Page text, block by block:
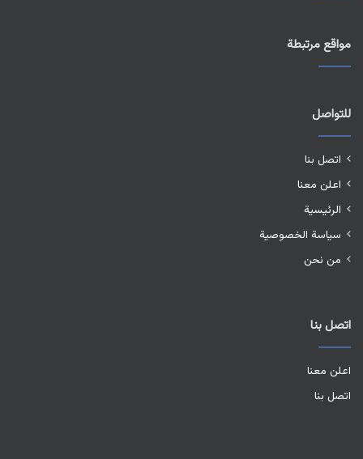
مواقع مرتبطة
للتواصل
اتصل بنا
اعلن معنا
الرئيسية
سياسة الخصوصية
من نحن
اتصل بنا
اعلن معنا
اتصل بنا